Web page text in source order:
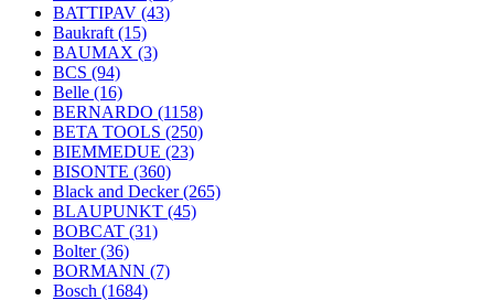
BATTIPAV (43)
Baukraft (15)
BAUMAX (3)
BCS (94)
Belle (16)
BERNARDO (1158)
BETA TOOLS (250)
BIEMMEDUE (23)
BISONTE (360)
Black and Decker(265)
BLAUPUNKT (45)
BOBCAT (31)
Bolter(36)
BORMANN (7)
Bosch (1684)